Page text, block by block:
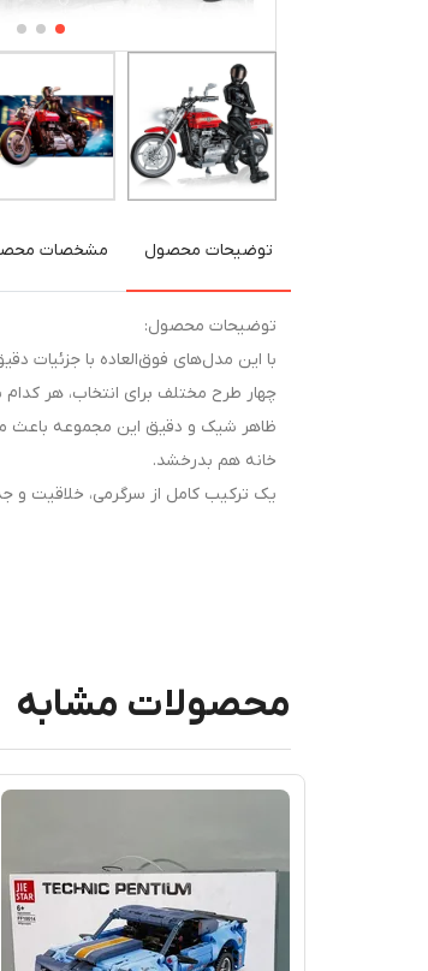
توضیحات محصول مشخصات
توضیحات محصول:
با این مدل‌های فوق‌العاده با جزئیات
چهار طرح مختلف برای انتخاب، هر
ظاهر شیک و دقیق این مجموعه باعث
خانه هم بدرخشد.
یک ترکیب کامل از سرگرمی، خلاقیت و
محصولات مشابه